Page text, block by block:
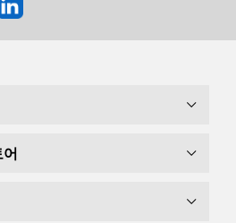
어